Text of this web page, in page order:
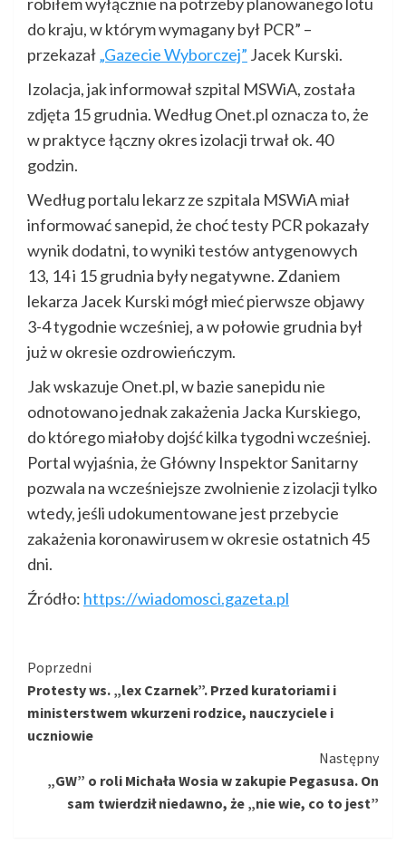
do kraju, w którym wymagany był PCR” –
przekazał„Gazecie Wyborczej” Jacek Kurski.
Izolacja, jak informował szpital MSWiA, została
zdjęta 15 grudnia. Według Onet.pl oznacza to, że
w praktyce łączny okres izolacji trwał ok. 40
godzin.
Według portalu lekarz ze szpitala MSWiA miał
informować sanepid, że choć testy PCR pokazały
wynik dodatni, to wyniki testów antygenowych
13, 14 i 15 grudnia były negatywne. Zdaniem
lekarza Jacek Kurski mógł mieć pierwsze objawy
3-4 tygodnie wcześniej, a w połowie grudnia był
już w okresie ozdrowieńczym.
Jak wskazuje Onet.pl, w bazie sanepidu nie
odnotowano jednak zakażenia Jacka Kurskiego,
do którego miałoby dojść kilka tygodni wcześniej.
Portal wyjaśnia, że Główny Inspektor Sanitarny
pozwala na wcześniejsze zwolnienie z izolacji tylko
wtedy, jeśli udokumentowane jest przebycie
zakażenia koronawirusem w okresie ostatnich 45
dni.
Źródło: https://wiadomosci.gazeta.pl
Kontynuuj
czytanie
Poprzedni
Protesty ws. „lex Czarnek”. Przed kuratoriami i
ministerstwem wkurzeni rodzice, nauczyciele i
uczniowie
Następny
„GW” o roli Michała Wosia w zakupie Pegasusa. On
sam twierdził niedawno, że „nie wie, co to jest”